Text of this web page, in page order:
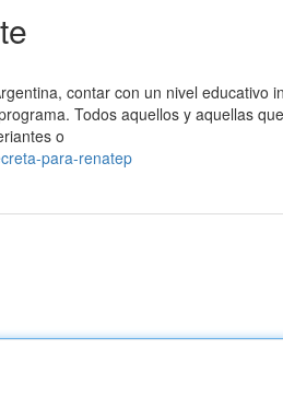
contar con un nivel educativo
Todos aquellos y aquellas
o
para-renatep